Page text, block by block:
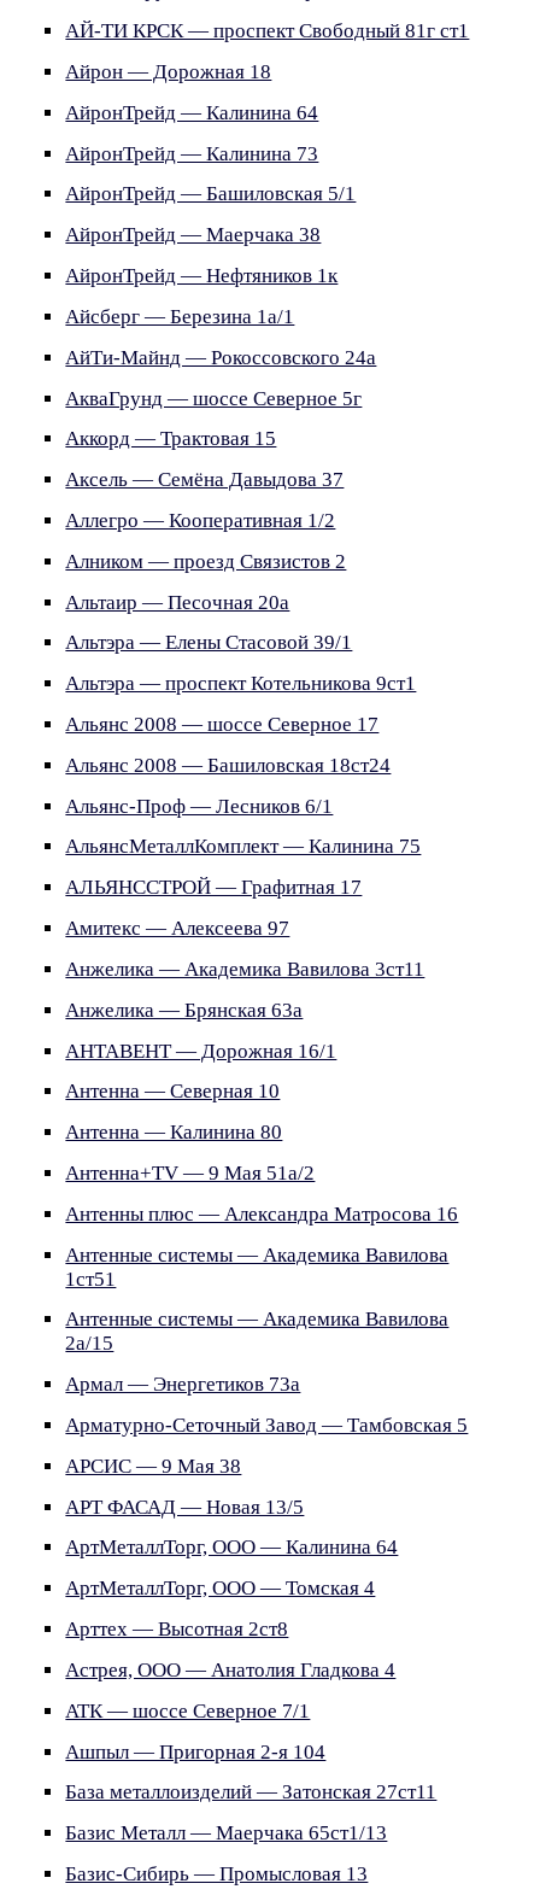
АЙ-ТИ КРСК — проспект Свободный 81г ст1
Айрон — Дорожная 18
АйронТрейд — Калинина 64
АйронТрейд — Калинина 73
АйронТрейд — Башиловская 5/1
АйронТрейд — Маерчака 38
АйронТрейд — Нефтяников 1к
Айсберг — Березина 1а/1
АйТи-Майнд — Рокоссовского 24а
АкваГрунд — шоссе Северное 5г
Аккорд — Трактовая 15
Аксель — Семёна Давыдова 37
Аллегро — Кооперативная 1/2
Алником — проезд Связистов 2
Альтаир — Песочная 20а
Альтэра — Елены Стасовой 39/1
Альтэра — проспект Котельникова 9ст1
Альянс 2008 — шоссе Северное 17
Альянс 2008 — Башиловская 18ст24
Альянс-Проф — Лесников 6/1
АльянсМеталлКомплект — Калинина 75
АЛЬЯНССТРОЙ — Графитная 17
Амитекс — Алексеева 97
Анжелика — Академика Вавилова 3ст11
Анжелика — Брянская 63а
АНТАВЕНТ — Дорожная 16/1
Антенна — Северная 10
Антенна — Калинина 80
Антенна+TV — 9 Мая 51а/2
Антенны плюс — Александра Матросова 16
Антенные системы — Академика Вавилова
1ст51
Антенные системы — Академика Вавилова
2а/15
Армал — Энергетиков 73а
Арматурно-Сеточный Завод — Тамбовская 5
АРСИС — 9 Мая 38
АРТ ФАСАД — Новая 13/5
АртМеталлТорг, ООО — Калинина 64
АртМеталлТорг, ООО — Томская 4
Арттех — Высотная 2ст8
Астрея, ООО — Анатолия Гладкова 4
АТК — шоссе Северное 7/1
Ашпыл — Пригорная 2-я 104
База металлоизделий — Затонская 27ст11
Базис Металл — Маерчака 65ст1/13
Базис-Сибирь — Промысловая 13